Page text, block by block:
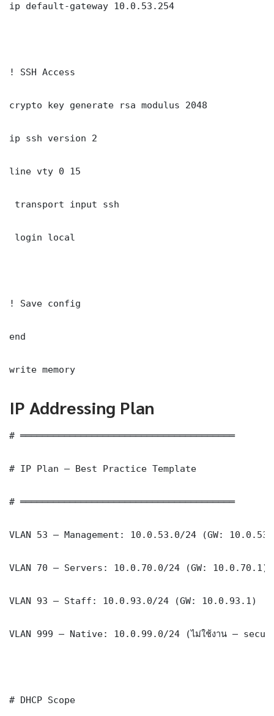
ip default-gateway 10.0.53.254
! SSH Access
crypto key generate rsa modulus 2048
ip ssh version 2
line vty 0 15
transport input ssh
login local
! Save config
end
write memory
IP Addressing Plan
# ═══════════════════════════════════════
# IP Plan — Best Practice Template
# ═══════════════════════════════════════
VLAN 53 — Management: 10.0.53.0/24 (GW:
VLAN 70 — Servers: 10.0.70.0/24 (GW: 10.0.70.1)
VLAN 93 — Staff: 10.0.93.0/24 (GW: 10.0.93.1)
VLAN 999 — Native: 10.0.99.0/24 (ไม่ใช้งาน —
# DHCP Scope